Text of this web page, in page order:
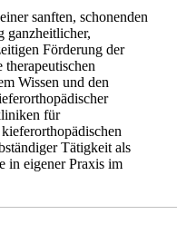
sanften, schonenden
ganzheitlicher,
Förderung der
Wissen und den
für
Tätigkeit als
in eigener Praxis im